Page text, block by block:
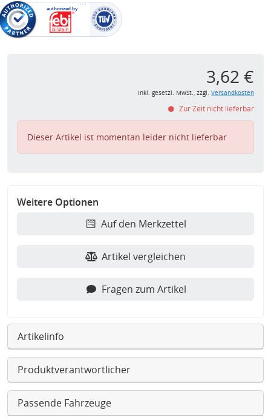
3,62 €
inkl. gesetzl. MwSt., zzgl. Versandkosten
Zur Zeit nicht lieferbar
Dieser Artikel ist momentan leider nicht lieferbar
Weitere Optionen
Auf den Merkzettel
Artikel vergleichen
Fragen zum Artikel
Artikelinfo
Produktverantwortlicher
Passende Fahrzeuge